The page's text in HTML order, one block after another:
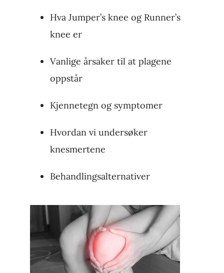
Hva Jumper’s knee og Runner’s
knee er
Vanlige årsaker til at plagene
oppstår
Kjennetegn og symptomer
Hvordan vi undersøker
knesmertene
Behandlingsalternativer